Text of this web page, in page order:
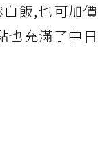
飯,也可加價
也充滿了中日